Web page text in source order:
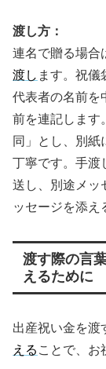
渡し方：
連名で贈る場合
渡し ます。祝儀
代表者の名前を
前を連記します
同」とし、別
丁寧です。手渡
送し、別途メッ
ッセージを添え
渡す際の言
えるために
出産祝い金を渡
える ことで、お